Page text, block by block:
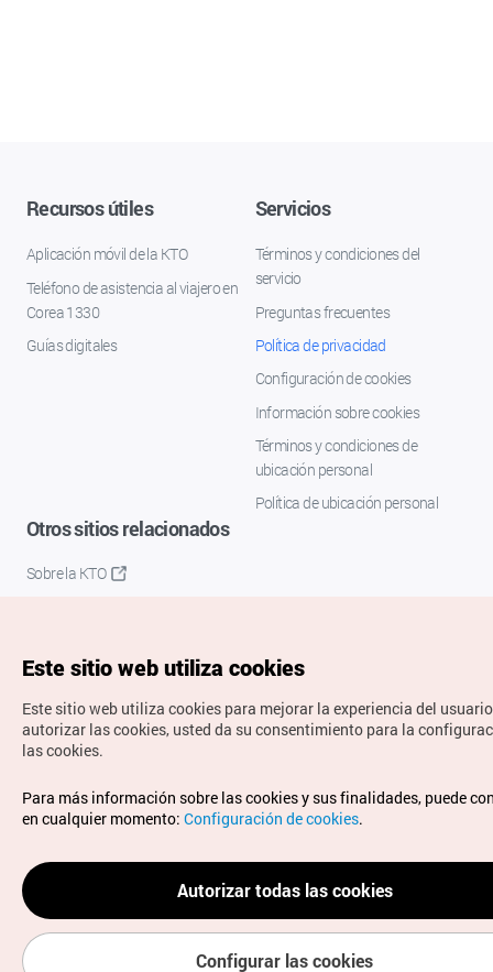
Recursos útiles
Aplicación móvil de la KTO
Teléfono de asistencia al viajero en
Corea 1330
Guías digitales
Servicios
Términos y condiciones del
servicio
Preguntas frecuentes
Política de privacidad
Configuración de cookies
Información sobre cookies
Términos y condiciones de
ubicación personal
Política de ubicación personal
Otros sitios relacionados
Sobre la KTO
Copyrights © Organización de Turismo de Corea. Todos los
derechos reservados.
Para informes de errores y cuestiones relacionadas con el
sitio web, dirija sus consultas al correoelectrónico oficial:
spanish@knto.or.kr
Este sitio web utiliza cookies
Este sitio web utiliza cookies para mejorar la experiencia del
autorizar las cookies, usted da su consentimiento para la
las cookies.
Para más información sobre las cookies y sus finalidades, puede
en cualquier momento: Configuración de cookies.
Autorizar todas las cookies
Configurar las cookies